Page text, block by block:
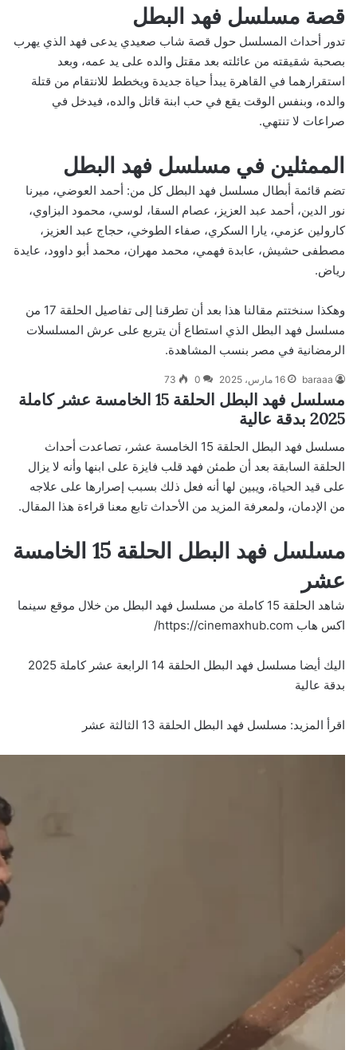
قصة مسلسل فهد البطل
تدور أحداث المسلسل حول قصة شاب صعيدي يدعى فهد الذي يهرب
بصحبة شقيقته من عائلته بعد مقتل والده على يد عمه، وبعد
استقرارهما في القاهرة يبدأ حياة جديدة ويخطط للانتقام من قتلة
والده، وبنفس الوقت يقع في حب ابنة قاتل والده، فيدخل في
صراعات لا تنتهي.
الممثلين في مسلسل فهد البطل
تضم قائمة أبطال مسلسل فهد البطل كل من: أحمد العوضي، ميرنا
نور الدين، أحمد عبد العزيز، عصام السقا، لوسي، محمود البزاوي،
كارولين عزمي، يارا السكري، صفاء الطوخي، حجاج عبد العزيز،
مصطفى حشيش، عابدة فهمي، محمد مهران، محمد أبو داوود، عايدة
رياض.
وهكذا سنختتم مقالنا هذا بعد أن تطرقنا إلى تفاصيل الحلقة 17 من
مسلسل فهد البطل الذي استطاع أن يتربع على عرش المسلسلات
الرمضانية في مصر بنسب المشاهدة.
baraaa 16 مارس، 2025 0
73
مسلسل فهد البطل الحلقة 15 الخامسة عشر كاملة
2025 بدقة عالية
مسلسل فهد البطل الحلقة 15 الخامسة عشر، تصاعدت أحداث
الحلقة السابقة بعد أن طمئن فهد قلب فايزة على ابنها وأنه لا يزال
على قيد الحياة، ويبين لها أنه فعل ذلك بسبب إصرارها على علاجه
من الإدمان، ولمعرفة المزيد من الأحداث تابع معنا قراءة هذا المقال.
مسلسل فهد البطل الحلقة 15 الخامسة
عشر
شاهد الحلقة 15 كاملة من مسلسل فهد البطل من خلال موقع سينما
اكس هاب https://cinemaxhub.com/
اليك أيضا
مسلسل فهد البطل الحلقة 14 الرابعة عشر كاملة 2025
بدقة عالية
اقرأ المزيد: مسلسل فهد البطل الحلقة 13 الثالثة عشر